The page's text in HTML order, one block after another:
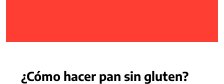
¿Cómo hacer pan sin gluten?